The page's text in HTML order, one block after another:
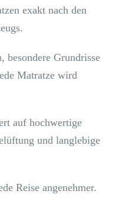
exakt nach den
besondere Grundrisse
Matratze wird
auf hochwertige
und langlebige
Reise angenehmer.